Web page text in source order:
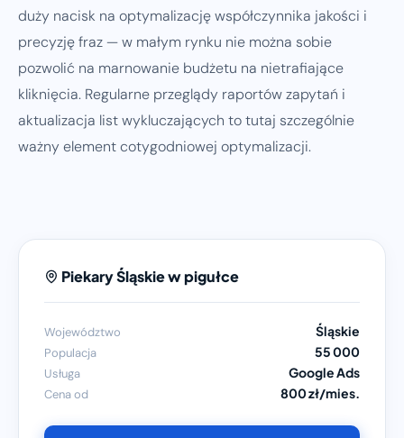
duży nacisk na optymalizację współczynnika jakości i
precyzję fraz — w małym rynku nie można sobie
pozwolić na marnowanie budżetu na nietrafiające
kliknięcia. Regularne przeglądy raportów zapytań i
aktualizacja list wykluczających to tutaj szczególnie
ważny element cotygodniowej optymalizacji.
Piekary Śląskie w pigułce
Województwo Śląskie
Populacja 55 000
Usługa Google Ads
Cena od 800 zł/mies.